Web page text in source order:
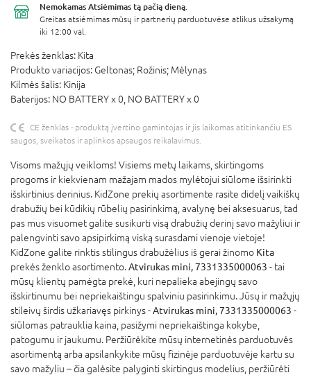
Nemokamas Atsiėmimas tą pačią dieną.
Greitas atsiėmimas mūsų ir partnerių parduotuvėse atlikus užsakymą
iki 12:00 val.
Prekės ženklas: Kita
Produkto variacijos: Geltonas; Rožinis; Mėlynas
Kilmės šalis: Kinija
Baterijos: NO BATTERY x 0, NO BATTERY x 0
CE ženklas - produktą įvertino gamintojas ir jis laikomas atitinkančiu ES
saugos, sveikatos ir aplinkos apsaugos reikalavimus.
Visoms mažųjų veikloms! Visiems metų laikams, skirtingoms
progoms ir kiekvienam mažajam mados mylėtojui siūlome išsirinkti
išskirtinius derinius. KidZone prekių asortimente rasite didelį vaikiškų
drabužių bei kūdikių rūbelių pasirinkimą, avalynę bei aksesuarus, tad
pas mus visuomet galite susikurti visą drabužių derinį savo mažyliui ir
palengvinti savo apsipirkimą viską surasdami vienoje vietoje!
KidZone galite rinktis stilingus drabužėlius iš gerai žinomo Kita
prekės ženklo asortimento.Atvirukas mini, 7331335000063 - tai
mūsų klientų pamėgta prekė, kuri nepalieka abejingų savo
išskirtinumu bei nepriekaištingu spalviniu pasirinkimu. Jūsų ir mažųjų
stileivų širdis užkariavęs pirkinys -Atvirukas mini, 7331335000063 -
siūlomas patrauklia kaina, pasižymi nepriekaištinga kokybe,
patogumu ir jaukumu. Peržiūrėkite mūsų internetinės parduotuvės
asortimentą arba apsilankykite mūsų fizinėje parduotuvėje kartu su
savo mažyliu – čia galėsite palyginti skirtingus modelius, peržiūrėti